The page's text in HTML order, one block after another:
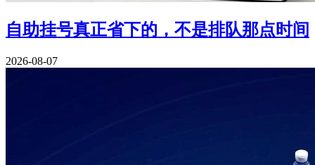
自助挂号真正省下的，不是排队那点时间
2026-08-07